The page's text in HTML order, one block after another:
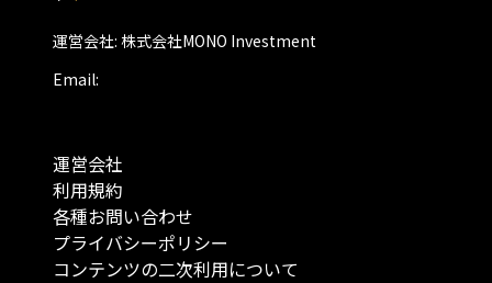
運営会社: 株式会社MONO Investment
Email:
運営会社
利用規約
各種お問い合わせ
プライバシーポリシー
コンテンツの二次利用について